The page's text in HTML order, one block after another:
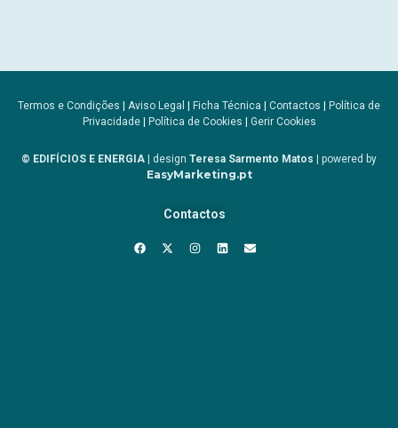
Termos e Condições | Aviso Legal | Ficha Técnica | Contactos | Política de
Privacidade| Política de Cookies | Gerir Cookies
© EDIFÍCIOS E ENERGIA | design Teresa Sarmento Matos | powered by
EasyMarketing.pt
Contactos